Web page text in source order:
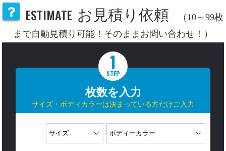
ESTIMATE お見積り依頼
（10～99枚
まで自動見積り可能！そのままお問い合わせ！）
1
STEP
枚数を入力
サイズ・ボディカラーは決まっている方だけご入力